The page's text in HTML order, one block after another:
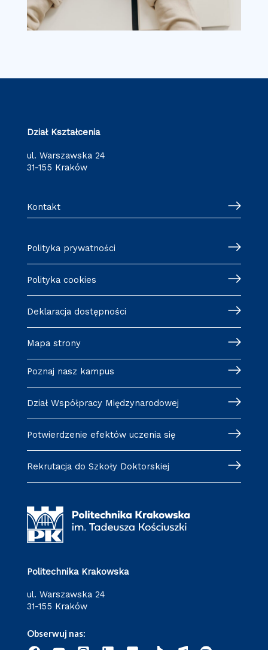
Dział Kształcenia
ul. Warszawska 24
31-155 Kraków
Kontakt
Polityka prywatności
Polityka cookies
Deklaracja dostępności
Mapa strony
Poznaj nasz kampus
Dział Współpracy Międzynarodowej
Potwierdzenie efektów uczenia się
Rekrutacja do Szkoły Doktorskiej
Politechnika Krakowska
ul. Warszawska 24
31-155 Kraków
Obserwuj nas: